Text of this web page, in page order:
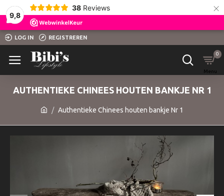
9,8
38 Reviews ×
LOG IN REGISTREREN
0
Authentieke Chinees houten bankje Nr 1
AUTHENTIEKE CHINEES HOUTEN BANKJE NR 1